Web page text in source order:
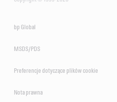
bp Global
MSDS/PDS
Preferencje dotyczące plików cookie
Nota prawna